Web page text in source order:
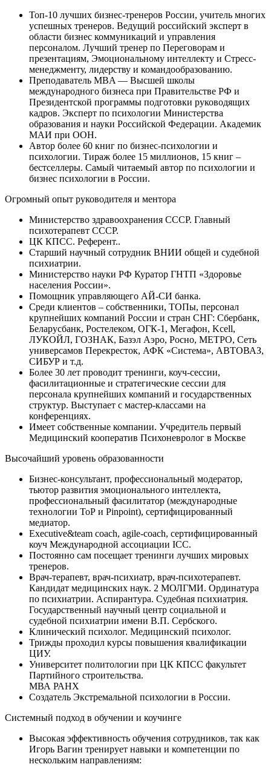
Топ-10 лучших бизнес-тренеров России, учитель многих
успешных тренеров. Ведущий российский эксперт в
области бизнес коммуникаций и управления
персоналом. Лучший тренер по Переговорам и
презентациям, Эмоциональному интеллекту и Стресс-
менеджменту, лидерству и командообразованию.
Преподаватель MBA — Высшей школы
международного бизнеса при Правительстве РФ и
Президентской программы подготовки руководящих
кадров. Эксперт по психологии Министерства
образования и науки Российской Федерации. Академик
МАИ при ООН.
Автор более 60 книг по бизнес-психологии и
психологии. Тираж более 15 миллионов, 15 книг –
бестселлеры. Самый читаемый автор по психологии и
бизнес психологии в России.
Огромный опыт руководителя и ментора
Министерство здравоохранения СССР. Главный
психотерапевт СССР.
ЦК КПСС. Референт..
Старший научный сотрудник ВНИИ общей и судебной
психиатрии.
Министерство науки РФ Куратор ГНТП «Здоровье
населения России».
Помощник управляющего АЙ-СИ банка.
Среди клиентов – собственники, ТОПы, персонал
крупнейших компаний России и стран СНГ: Сбербанк,
Беларусбанк, Ростелеком, ОГК-1, Мегафон, Kcell,
ЛУКОЙЛ, ГОЗНАК, Базэл Аэро, Росно, МЕТРО, Сеть
универсамов Перекресток, АФК «Система», АВТОВАЗ,
СИБУР и т.д.
Более 30 лет проводит тренинги, коуч-сессии,
фасилитационные и стратегические сессии для
персонала крупнейших компаний и государственных
структур. Выступает с мастер-классами на
конференциях.
Имеет собственные компании. Учредитель первый
Медицинский кооператив Психоневролог в Москве
Высочайший уровень образованности
Бизнес-консультант, профессиональный модератор,
тьютор развития эмоционального интеллекта,
профессиональный фасилитатор (международные
технологии ТоР и Pinpoint), сертифицированный
медиатор.
Executive&team coach, agile-coach, сертифицированный
коуч Международной ассоциации ICC.
Постоянно сам посещает тренинги лучших мировых
тренеров.
Врач-терапевт, врач-психиатр, врач-психотерапевт.
Кандидат медицинских наук. 2 МОЛГМИ. Ординатура
по психиатрии. Аспирантура. Судебная психиатрия.
Государственный научный центр социальной и
судебной психиатрии имени В.П. Сербского.
Клинический психолог. Медицинский психолог.
Трижды проходил курсы повышения квалификации
ЦИУ.
Университет политологии при ЦК КПСС факультет
Партийного строительства.
МВА РАНХ
Создатель Экстремальной психологии в России.
Системный подход в обучении и коучинге
Высокая эффективность обучения сотрудников, так как
Игорь Вагин тренирует навыки и компетенции по
нескольким направлениям: